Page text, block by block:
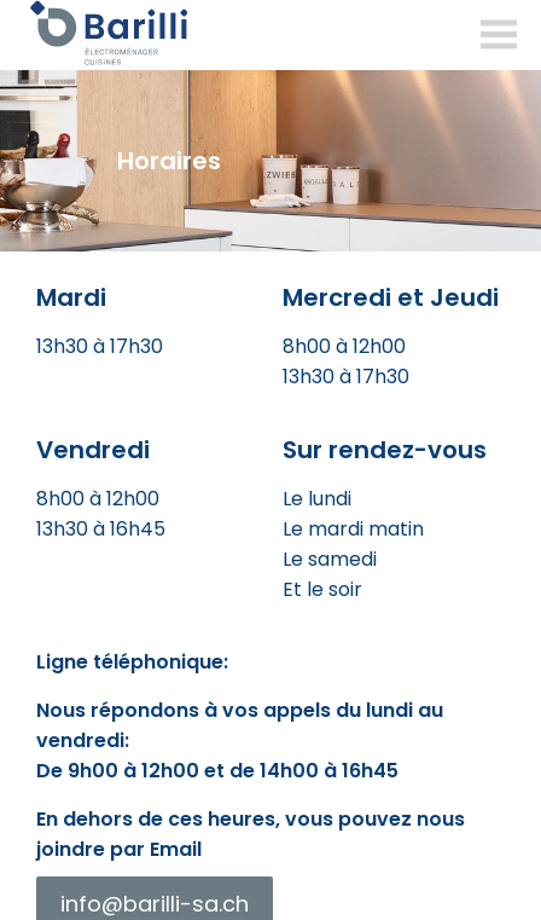
barilli-
sa.ch
Horaires
Mardi
13h30 à 17h30
Mercredi et Jeudi
8h00 à 12h00
13h30 à 17h30
Vendredi
8h00 à 12h00
13h30 à 16h45
Sur rendez-vous
Le lundi
Le mardi matin
Le samedi
Et le soir
Ligne téléphonique:
Nous répondons à vos appels du lundi au
vendredi:
De 9h00 à 12h00 et de 14h00 à 16h45
En dehors de ces heures, vous pouvez nous
joindre par Email
info@barilli-sa.ch